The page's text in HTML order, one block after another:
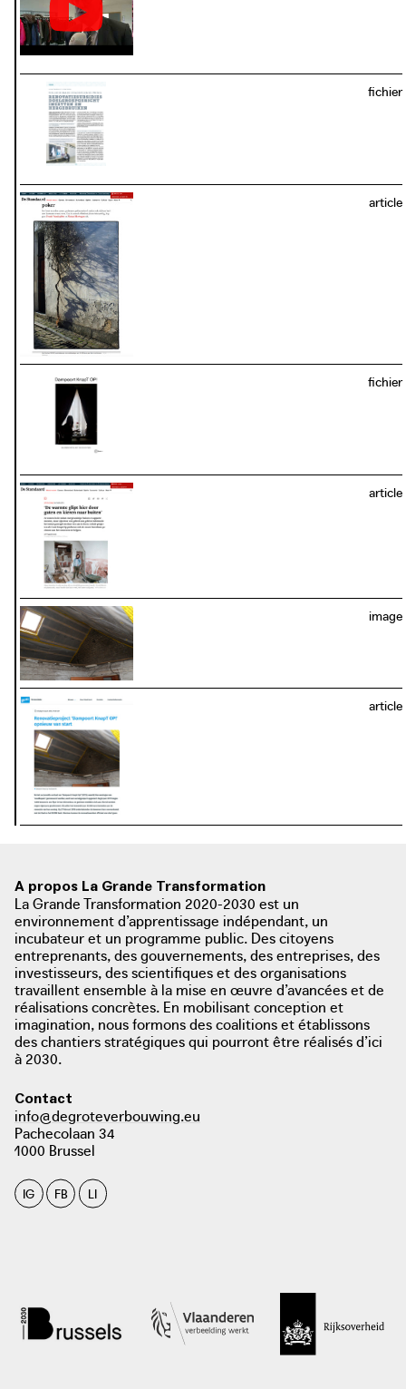
photo: AVS Oost Vlaamse Televisie, Gent 2016
photo: AVS Oost Vlaamse Televisie, Gent 2016
fichier
article
fichier
article
photo: Jef Poppelmonde. De Standaard, 2021
standaard.be
image
photo: Gent
article
photo: Gent Persruimte, 2018
persruimte.stad.gent
A propos La Grande Transformation
La Grande Transformation 2020-2030 est un
environnement d’apprentissage indépendant, un
incubateur et un programme public. Des citoyens
entreprenants, des gouvernements, des entreprises, des
investisseurs, des scientifiques et des organisations
travaillent ensemble à la mise en œuvre d’avancées et de
réalisations concrètes. En mobilisant conception et
imagination, nous formons des coalitions et établissons
des chantiers stratégiques qui pourront être réalisés d’ici
à 2030.
Contact
info@degroteverbouwing.eu
Pachecolaan 34
1000 Brussel
IG FB LI